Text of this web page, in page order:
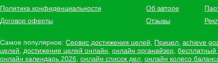
Политика конфиденциальности
Договор оферты
Об авторе
Отзывы
Самое популярное: Сервис достижения целей Прицел achieve
целей
достижение целей онлайн онлайн органайзер
онлайн календарь 2026 онлайн список дел онлайн колесо